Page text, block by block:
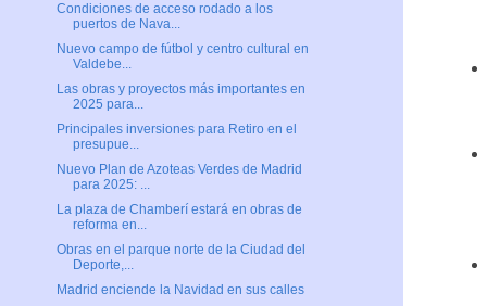
Condiciones de acceso rodado a los
puertos de Nava...
Nuevo campo de fútbol y centro cultural en
Valdebe...
Las obras y proyectos más importantes en
2025 para...
Principales inversiones para Retiro en el
presupue...
Nuevo Plan de Azoteas Verdes de Madrid
para 2025: ...
La plaza de Chamberí estará en obras de
reforma en...
Obras en el parque norte de la Ciudad del
Deporte,...
Madrid enciende la Navidad en sus calles